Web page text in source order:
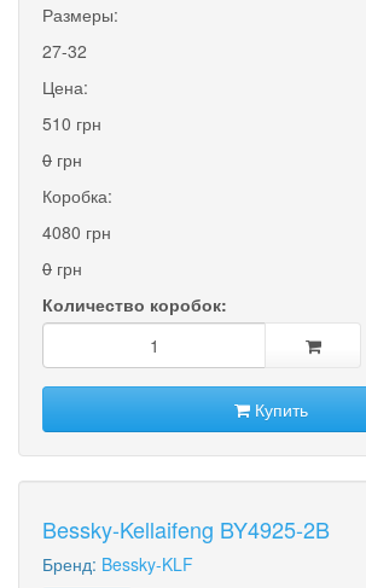
Размеры:
27-32
Цена:
510 грн
0 грн
Коробка:
4080 грн
0 грн
Количество коробок:
Купить
Bessky-Kellaifeng BY4925-2B
Бренд: Bessky-KLF